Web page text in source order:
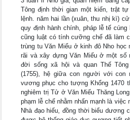
Tông định thời gian một kiến, trật
lệnh. năm hai lần (xuân, thu nhị kì)
quy định hành chính, pháp lễ tế
cũng luật có tính cưỡng chế đã làm
trùng tu Văn Miếu ở kinh đô Nho học
rãi và xây dựng Văn Miếu ở một số
đời sống xã hội và quan Thế
(1755), hệ giữa con người với con
vương phục cho tượng Khổng 1470
nghiêm trị Tử ở Văn Miếu Thăng
phạm lễ chế nhằm nhấn mạnh là việc
Nhà đạo hiếu, đồng thời biểu dương